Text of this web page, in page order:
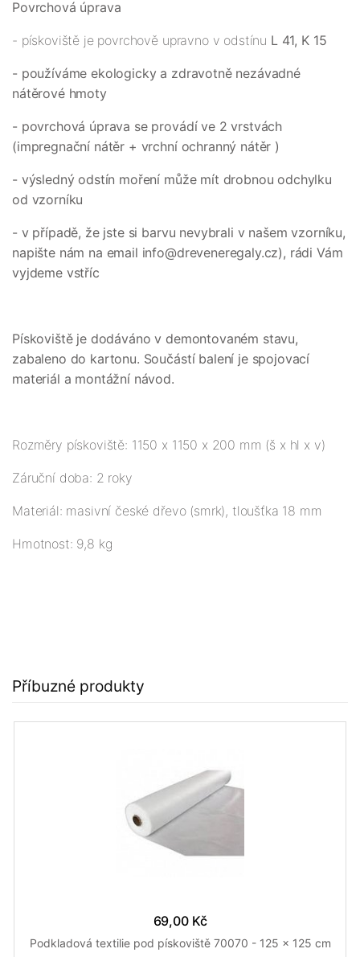
Povrchová úprava
- pískoviště je povrchově upravno v odstínu L 41, K 15
- používáme ekologicky a zdravotně nezávadné
nátěrové hmoty
- povrchová úprava se provádí ve 2 vrstvách
(impregnační nátěr + vrchní ochranný nátěr )
- výsledný odstín moření může mít drobnou odchylku
od vzorníku
- v případě, že jste si barvu nevybrali v našem vzorníku,
napište nám na email info@dreveneregaly.cz), rádi Vám
vyjdeme vstříc
Pískoviště je dodáváno v demontovaném stavu,
zabaleno do kartonu. Součástí balení je spojovací
materiál a montážní návod.
Rozměry pískoviště: 1150 x 1150 x 200 mm (š x hl x v)
Záruční doba: 2 roky
Materiál: masivní české dřevo (smrk), tloušťka 18 mm
Hmotnost: 9,8 kg
Příbuzné produkty
69,00 Kč
Podkladová textilie pod pískoviště 70070 - 125 x 125 cm